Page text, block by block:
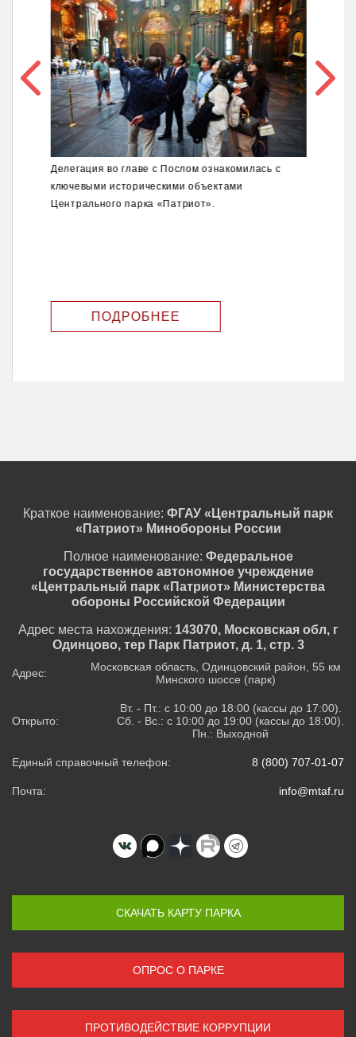
Делегация во главе с Послом ознакомилась с
ключевыми историческими объектами
Центрального парка «Патриот».
ПОДРОБНЕЕ
Краткое наименование: ФГАУ «Центральный парк
«Патриот» Минобороны России
Полное наименование: Федеральное
государственное автономное учреждение
«Центральный парк «Патриот» Министерства
обороны Российской Федерации
Адрес места нахождения: 143070, Московская обл, г
Одинцово, тер Парк Патриот, д. 1, стр. 3
Адрес:
Московская область, Одинцовский район, 55 км
Минского шоссе (парк)
Открыто:
Вт. - Пт.: с 10:00 до 18:00 (кассы до 17:00).
Сб. - Вс.: с 10:00 до 19:00 (кассы до 18:00).
Пн.: Выходной
Единый справочный телефон: 8 (800) 707-01-07
Почта: info@mtaf.ru
СКАЧАТЬ КАРТУ ПАРКА
ОПРОС О ПАРКЕ
ПРОТИВОДЕЙСТВИЕ КОРРУПЦИИ